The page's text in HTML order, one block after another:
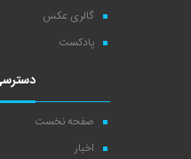
گالری عکس
پادکست
صفحه نخست
اخبار